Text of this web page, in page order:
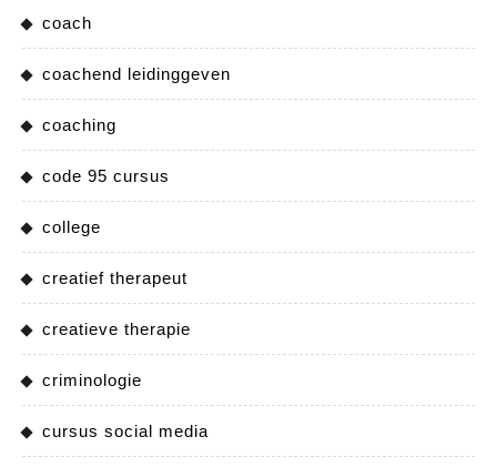
coach
coachend leidinggeven
coaching
code 95 cursus
college
creatief therapeut
creatieve therapie
criminologie
cursus social media